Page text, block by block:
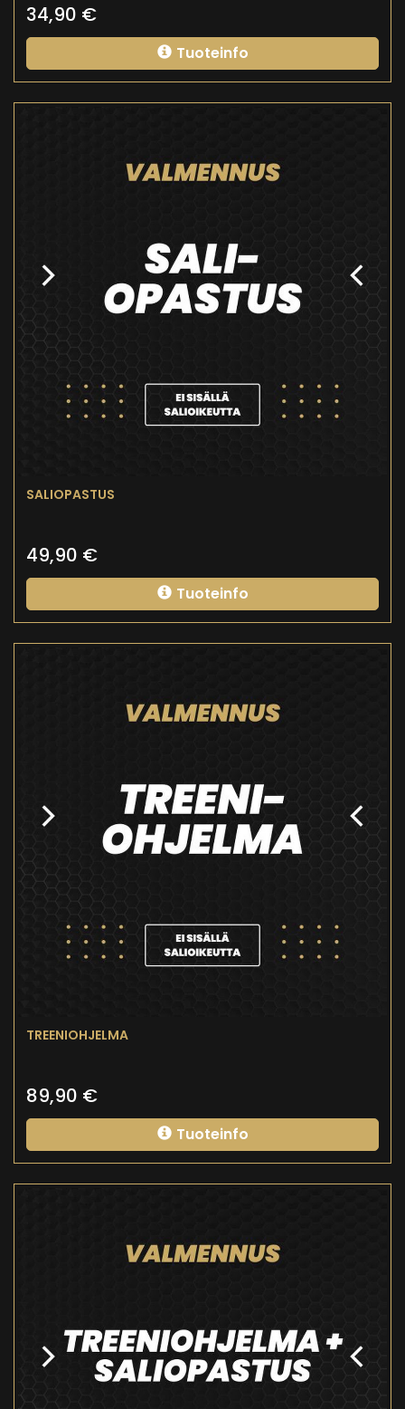
34,90 €
Tuoteinfo
SALIOPASTUS
49,90 €
Tuoteinfo
TREENIOHJELMA
89,90 €
Tuoteinfo